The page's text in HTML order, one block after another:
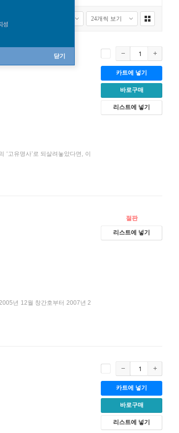
닫기
고유명사’로 되살려놓았다면, 이
카트에 넣기
바로구매
리스트에 넣기
년 12월 창간호부터 2007년 2
절판
리스트에 넣기
카트에 넣기
바로구매
리스트에 넣기